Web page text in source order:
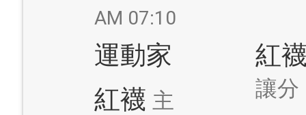
AM 07:10
運動家
紅襪 主
紅
讓分